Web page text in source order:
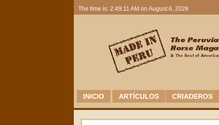
The time is: 2:49:11 AM on August 6, 2026
INICIO CRIADEROS
ARTÍCULOS